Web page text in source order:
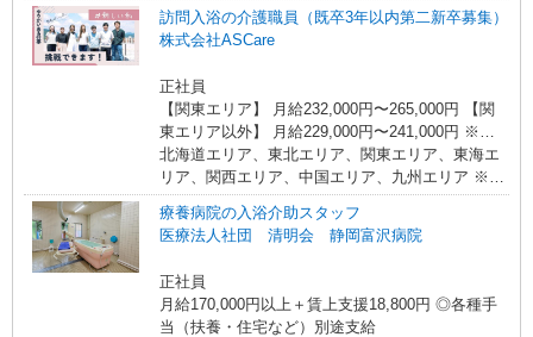
訪問入浴の介護職員（既卒3年以内第二新卒募集）
株式会社ASCare
正社員
【関東エリア】 月給232,000円〜265,000円 【関
東エリア以外】 月給229,000円〜241,000円 ※勤
務地域により異なります ※地域手当含む ※交付金
手当含む ※各種手当は待遇項目を参照 ◎キャリア
ステップ年収モデル（参考値） 一般職（平均勤続
年数5年）390万円 事業所長（平均勤続年数10年
2〜3年で所長になる人もいます！）500万円 ブロ
（平均勤続年数17年）720万円
北海道エリア、東北エリア、関東エリア、東海エ
リア、関西エリア、中国エリア、九州エリア ※全
国11支店 ※基本的に希望を考慮した事業所に配属
されます。 ※Ｕ・Ｉターン歓迎！会社都合による
異動等はございません！
療養病院の入浴介助スタッフ
医療法人社団 清明会 静岡富沢病院
正社員
月給170,000円以上＋賃上支援18,800円 ◎各種手
当（扶養・住宅など）別途支給